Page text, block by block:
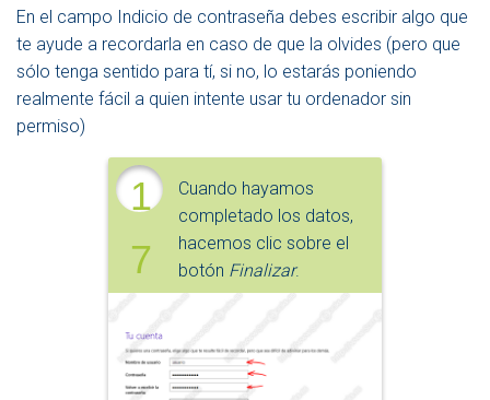
En el campo Indicio de contraseña debes escribir algo que
te ayude a recordarla en caso de que la olvides (pero que
sólo tenga sentido para tí, si no, lo estarás poniendo
realmente fácil a quien intente usar tu ordenador sin
permiso)
1
7
Cuando hayamos
completado los datos,
hacemos clic sobre el
botón Finalizar.